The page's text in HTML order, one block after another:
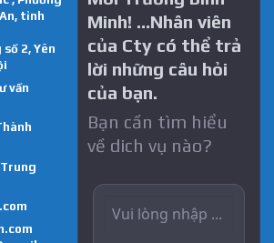
tỉnh
2, Yên
vấn
Minh! …Nhân viên
của Cty có thể trả
lời những câu hỏi
của bạn.
Bạn cần tìm hiểu
về dich vụ nào?